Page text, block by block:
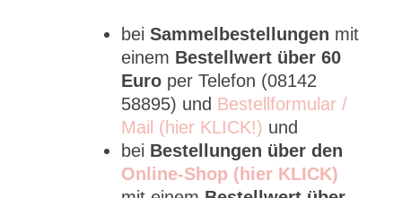
bei Sammelbestellungen mit
einem Bestellwert über 60
Euro per Telefon (08142
58895) und Bestellformular /
Mail (hier KLICK!) und
bei Bestellungen über den
Online-Shop (hier KLICK)